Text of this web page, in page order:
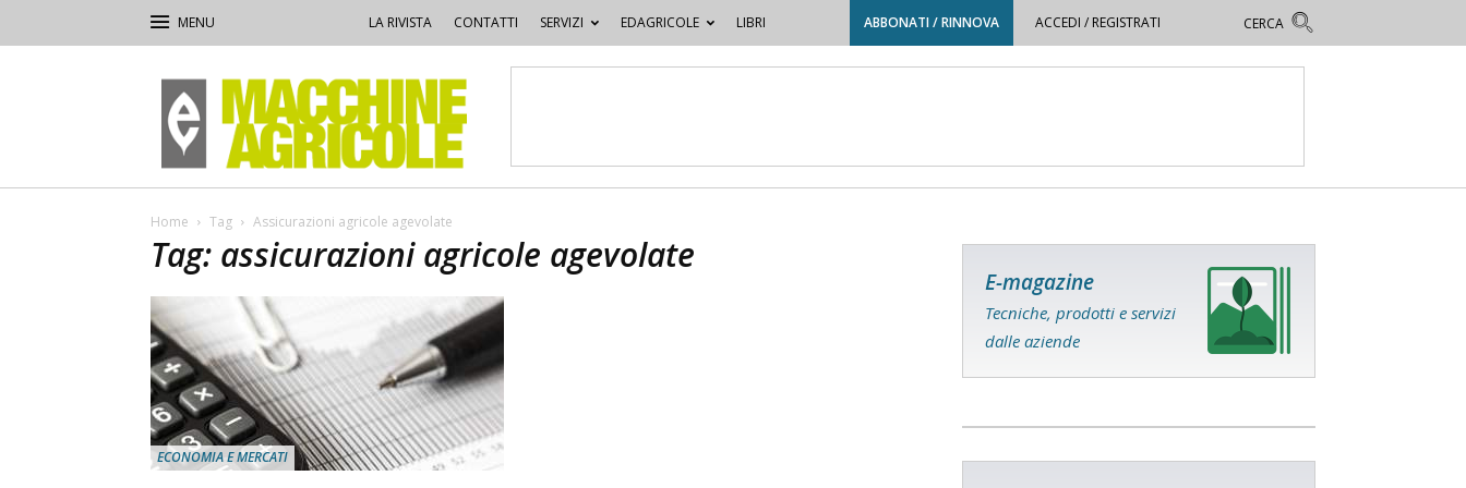
LA RIVISTA CONTATTI SERVIZI EDAGRICOLE LIBRI ABBONATI / RINNOVA ACCEDI / REGISTRATI
Macchine
Agricole
Home Tag Assicurazioni agricole agevolate
Tag: assicurazioni agricole agevolate
ECONOMIA E MERCATI
E-magazine
Tecniche, prodotti e servizi
dalle aziende